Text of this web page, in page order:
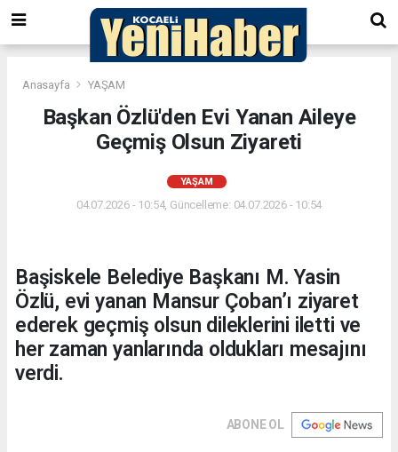
Anasayfa YAŞAM
Başkan Özlü'den Evi Yanan Aileye
Geçmiş Olsun Ziyareti
YAŞAM
04.07.2026 - 10:54, Güncelleme: 04.07.2026 - 10:54
Başiskele Belediye Başkanı M. Yasin
Özlü, evi yanan Mansur Çoban’ı ziyaret
ederek geçmiş olsun dileklerini iletti ve
her zaman yanlarında oldukları mesajını
verdi.
ABONE OL